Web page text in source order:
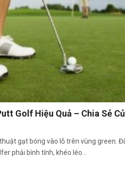
Golf Hiệu Quả – Chia Sẻ
gạt bóng vào lỗ trên vùng green.
phải bình tính, khéo léo...